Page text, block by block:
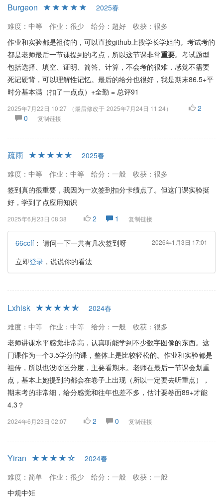
Burgeon
2025春
难度：中等
作业：很少 给分：超好
收获：很多
作业和实验都是祖传的，可以直接github上搜学长学姐的。考试考的
都是老师最后一节课提到的考点，所以这节课非常重要。考试题型
包括选择、填空、证明、简答、计算，不会考的很难，感觉不需要
死记硬背，可以理解性记忆。最后的给分也很好，我是期末86.5+平
时分基本满（扣了一点点）+全勤 = 总评91
2025年7月22日 10:27 （最后修改于 2025年7月24日 11:24）
2
0
复制链接
疏雨
2025春
难度：中等
作业：中等 给分：一般
收获：很多
签到真的很重要，我因为一次签到扣分卡绩点了。但这门课实验挺
好，学到了点应用知识
2025年6月23日 08:38 2 1 复制链接
66ccff： 请问一下一共有几次签到呀 2026年1月3日 17:01
立即登录 ，说说你的看法
Lxhisk
2024春
难度：中等
作业：中等 给分：一般
收获：很多
老师讲课水平感觉非常高，认真听能学到不少数字图像的东西。这
门课作为一个3.5学分的课，整体上是比较轻松的。作业和实验都是
祖传，所以也没啥区分度，主要看期末。老师在最后一节课会划重
点，基本上她提到的都会在卷子上出现（所以一定要去听重点），
期末考的非常细，给分感觉和往年也差不多，估计要卷面89+才能
4.3？
2024年6月23日 02:07 2 0 复制链接
Yiran
2024春
难度：简单
作业：很少 给分：一般
收获：一般
中规中矩